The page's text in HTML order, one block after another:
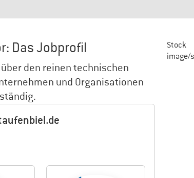
Das Jobprofil
den reinen technischen
und Organisationen
Stock
image/